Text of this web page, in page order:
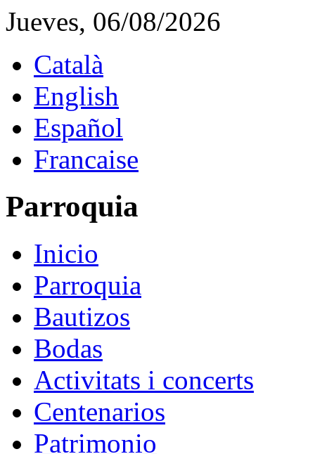
Jueves, 06/08/2026
Català
English
Español
Francaise
Parroquia
Inicio
Parroquia
Bautizos
Bodas
Activitats i concerts
Centenarios
Patrimonio